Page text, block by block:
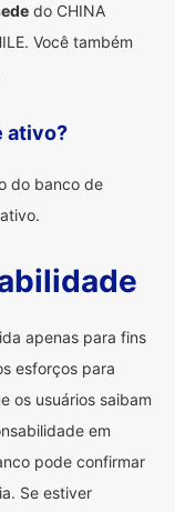
do CHINA
Você também
ativo?
do banco de
apenas para fins
esforços para
os usuários saibam
em
pode confirmar
Se estiver